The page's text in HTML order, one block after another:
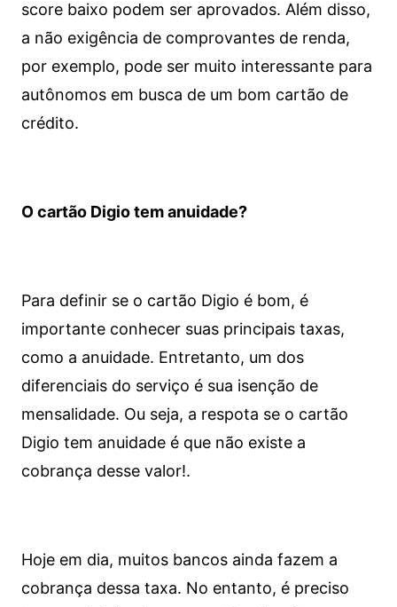
score baixo podem ser aprovados. Além disso,
a não exigência de comprovantes de renda,
por exemplo, pode ser muito interessante para
autônomos em busca de um bom cartão de
crédito.
O cartão Digio tem anuidade?
Para definir se o cartão Digio é bom, é
importante conhecer suas principais taxas,
como a anuidade. Entretanto, um dos
diferenciais do serviço é sua isenção de
mensalidade. Ou seja, a respota se o cartão
Digio tem anuidade é que não existe a
cobrança desse valor!.
Hoje em dia, muitos bancos ainda fazem a
cobrança dessa taxa. No entanto, é preciso